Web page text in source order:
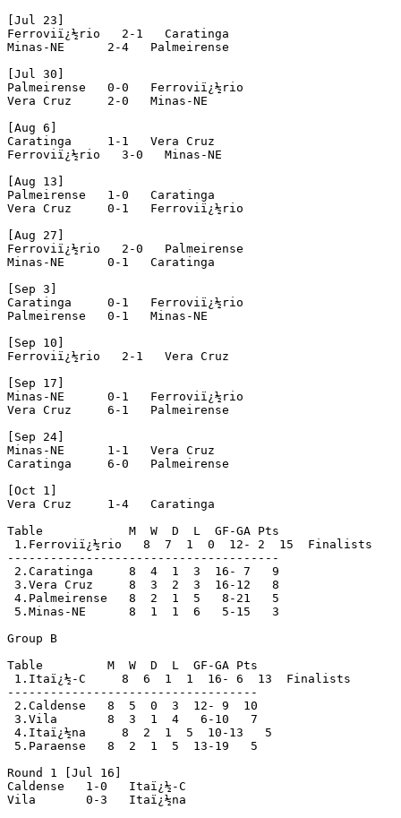
[Jul 23]
Ferroviï¿½rio   2-1   Caratinga
Minas-NE      2-4   Palmeirense
[Jul 30]
Palmeirense   0-0   Ferroviï¿½rio
Vera Cruz     2-0   Minas-NE
[Aug 6]
Caratinga     1-1   Vera Cruz
Ferroviï¿½rio   3-0   Minas-NE
[Aug 13]
Palmeirense   1-0   Caratinga
Vera Cruz     0-1   Ferroviï¿½rio
[Aug 27]
Ferroviï¿½rio   2-0   Palmeirense
Minas-NE      0-1   Caratinga
[Sep 3]
Caratinga     0-1   Ferroviï¿½rio
Palmeirense   0-1   Minas-NE
[Sep 10]
Ferroviï¿½rio   2-1   Vera Cruz
[Sep 17]
Minas-NE      0-1   Ferroviï¿½rio
Vera Cruz     6-1   Palmeirense
[Sep 24]
Minas-NE      1-1   Vera Cruz
Caratinga     6-0   Palmeirense
[Oct 1]
Vera Cruz     1-4   Caratinga
Table            M  W  D  L  GF-GA Pts
1.Ferroviï¿½rio   8  7  1  0  12- 2  15  Finalists
--------------------------------------
2.Caratinga     8  4  1  3  16- 7   9
3.Vera Cruz     8  3  2  3  16-12   8
4.Palmeirense   8  2  1  5   8-21   5
5.Minas-NE      8  1  1  6   5-15   3
Group B
Table         M  W  D  L  GF-GA Pts
1.Itaï¿½-C     8  6  1  1  16- 6  13  Finalists
-----------------------------------
2.Caldense   8  5  0  3  12- 9  10
3.Vila       8  3  1  4   6-10   7
4.Itaï¿½na     8  2  1  5  10-13   5
5.Paraense   8  2  1  5  13-19   5
Round 1 [Jul 16]
Caldense   1-0   Itaï¿½-C
Vila       0-3   Itaï¿½na